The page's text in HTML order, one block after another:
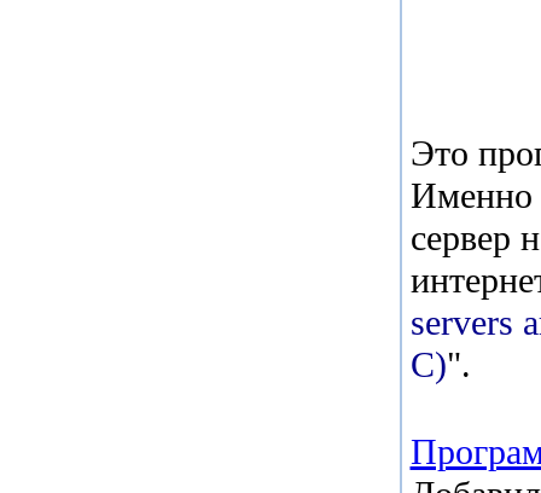
Это
Именно
сервер
servers
C)".